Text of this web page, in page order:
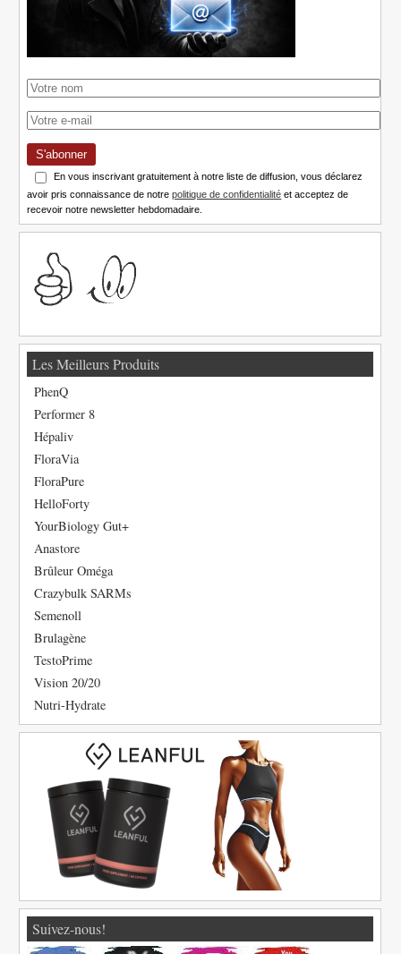
S'abonner
En vous inscrivant gratuitement à notre liste de diffusion, vous déclarez
avoir pris connaissance de notrepolitique de confidentialité et acceptez de
recevoir notre newsletter hebdomadaire.
Les Meilleurs Produits
PhenQ
Performer 8
Hépaliv
FloraVia
FloraPure
HelloForty
YourBiology Gut+
Anastore
Brûleur Oméga
Crazybulk SARMs
Semenoll
Brulagène
TestoPrime
Vision 20/20
Nutri-Hydrate
Suivez-nous!